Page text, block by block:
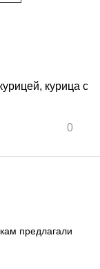
курица с
0
предлагали